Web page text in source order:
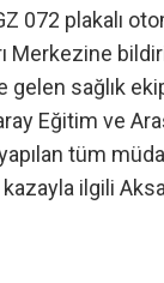
072 plakalı
Merkezine
sağlık
Eğitim ve
tüm
ilgili